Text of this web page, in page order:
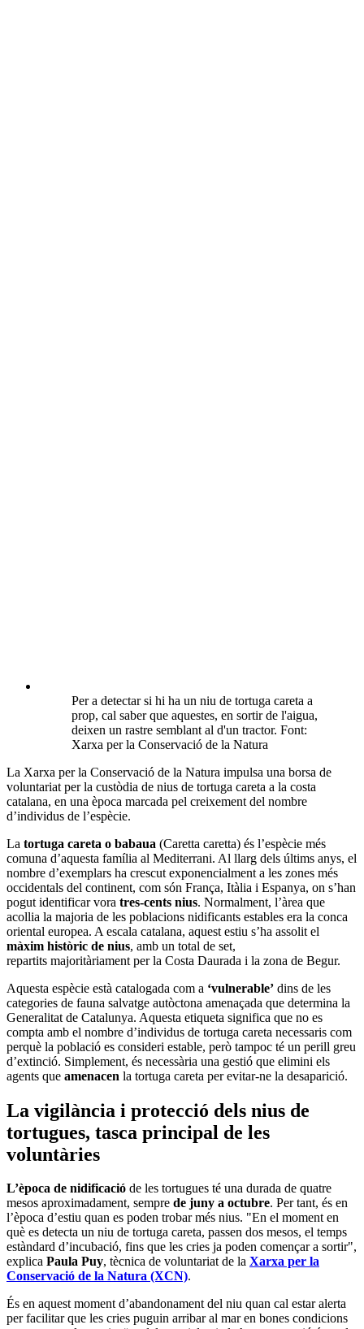
Per a detectar si hi ha un niu de tortuga careta a
prop, cal saber que aquestes, en sortir de l'aigua,
deixen un rastre semblant al d'un tractor. Font:
Xarxa per la Conservació de la Natura
La Xarxa per la Conservació de la Natura impulsa una borsa de
voluntariat per la custòdia de nius de tortuga careta a la costa
catalana, en una època marcada pel creixement del nombre
d’individus de l’espècie.
La tortuga careta o babaua (Caretta caretta) és l’espècie més
comuna d’aquesta família al Mediterrani. Al llarg dels últims anys, el
nombre d’exemplars ha crescut exponencialment a les zones més
occidentals del continent, com són França, Itàlia i Espanya, on s’han
pogut identificar vora tres-cents nius. Normalment, l’àrea que
acollia la majoria de les poblacions nidificants estables era la conca
oriental europea. A escala catalana, aquest estiu s’ha assolit el
màxim històric de nius, amb un total de set,
repartits majoritàriament per la Costa Daurada i la zona de Begur.
Aquesta espècie està catalogada com a ‘vulnerable’ dins de les
categories de fauna salvatge autòctona amenaçada que determina la
Generalitat de Catalunya. Aquesta etiqueta significa que no es
compta amb el nombre d’individus de tortuga careta necessaris com
perquè la població es consideri estable, però tampoc té un perill greu
d’extinció. Simplement, és necessària una gestió que elimini els
agents que amenacen la tortuga careta per evitar-ne la desaparició.
La vigilància i protecció dels nius de
tortugues, tasca principal de les
voluntàries
L’època de nidificació de les tortugues té una durada de quatre
mesos aproximadament, sempre de juny a octubre. Per tant, és en
l’època d’estiu quan es poden trobar més nius. "En el moment en
què es detecta un niu de tortuga careta, passen dos mesos, el temps
estàndard d’incubació, fins que les cries ja poden començar a sortir",
explica Paula Puy, tècnica de voluntariat de la Xarxa per la
Conservació de la Natura (XCN).
És en aquest moment d’abandonament del niu quan cal estar alerta
per facilitar que les cries puguin arribar al mar en bones condicions